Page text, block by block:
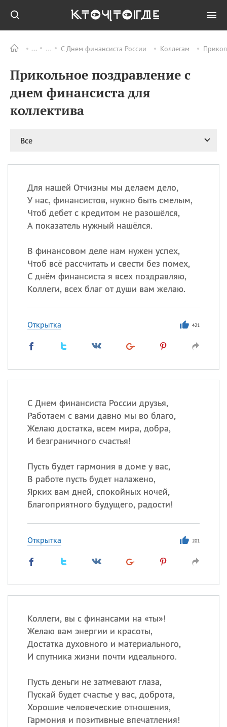
С Днем финансиста России Коллегам
Прикольное поздравление с
днем финансиста для
коллектива
Все
Для нашей Отчизны мы делаем дело,
У нас, финансистов, нужно быть смелым,
Чтоб дебет с кредитом не разошёлся,
А показатель нужный нашёлся.
В финансовом деле нам нужен успех,
Чтоб всё рассчитать и свести без помех,
С днём финансиста я всех поздравляю,
Коллеги, всех благ от души вам желаю.
Открытка 421
С Днем финансиста России друзья,
Работаем с вами давно мы во благо,
Желаю достатка, всем мира, добра,
И безграничного счастья!
Пусть будет гармония в доме у вас,
В работе пусть будет налажено,
Ярких вам дней, спокойных ночей,
Благоприятного будущего, радости!
Открытка 201
Коллеги, вы с финансами на «ты»!
Желаю вам энергии и красоты,
Достатка духовного и материального,
И спутника жизни почти идеального.
Пусть деньги не затмевают глаза,
Пускай будет счастье у вас, доброта,
Хорошие человеческие отношения,
Гармония и позитивные впечатления!
ПРАЗДНИКИ Все
09.08 День памяти жертв
атомной
бомбардировки
09.08
День Дымняшки
(Smokey Bear Day)
ИМЕНА
Сергей, Теодор,Федор
происхождение